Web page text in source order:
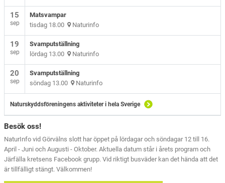
15
sep
Matsvampar
tisdag 18.00 Naturinfo
19
sep
Svamputställning
lördag 13.00 Naturinfo
20
sep
Svamputställning
söndag 13.00 Naturinfo
Naturskyddsföreningens aktiviteter i hela Sverige
Besök oss!
NaturInfo vid Görvälns slott har öppet på lördagar och söndagar 12 till 16.
April - Juni och Augusti - Oktober. Aktuella datum står i årets program och
Järfälla kretsens Facebook grupp. Vid riktigt busväder kan det hända att det
är tillfälligt stängt. Välkommen!